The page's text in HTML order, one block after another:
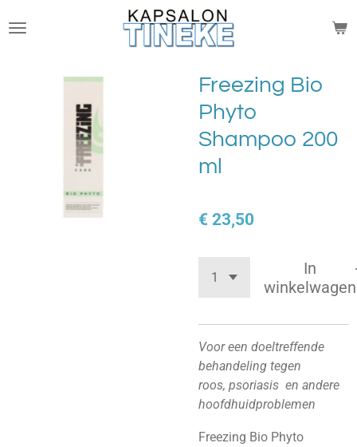
direct
Freezing Bio
Phyto
Shampoo 200
ml
€ 23,50
In
winkelwagen
Voor een doeltreffende
behandeling tegen
roos, psoriasis en andere
hoofdhuidproblemen
Freezing Bio Phyto